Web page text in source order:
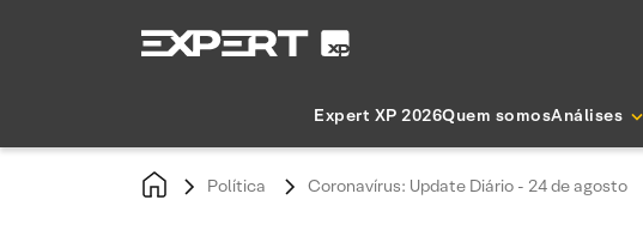
Expert XP 2026Quem somosAnálises
Política Coronavírus: Update Diário - 24 de agosto